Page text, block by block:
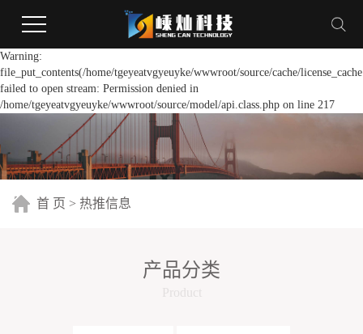
Warning:
file_put_contents(/home/tgeyeatvgyeuyke/wwwroot/source/cache/
failed to open stream: Permission denied in
/home/tgeyeatvgyeuyke/wwwroot/source/model/api.class.php on line 217
首 页 > 热推信息
产品分类